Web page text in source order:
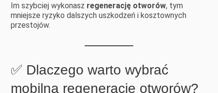
Im szybciej wykonasz regenerację otworów, tym
mniejsze ryzyko dalszych uszkodzeń i kosztownych
przestojów.
✅ Dlaczego warto wybrać
mobilną regenerację otworów?